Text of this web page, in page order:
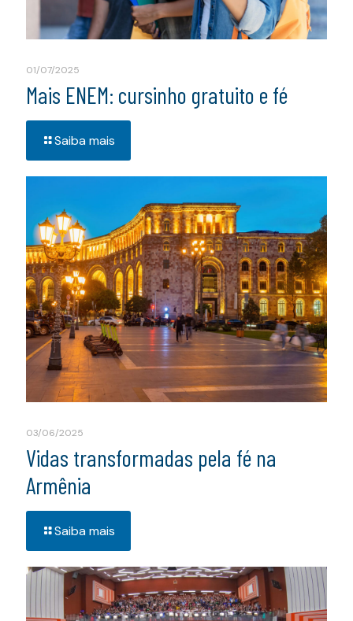
01/07/2025
Mais ENEM: cursinho gratuito e fé
Saiba mais
03/06/2025
Vidas transformadas pela fé na
Armênia
Saiba mais